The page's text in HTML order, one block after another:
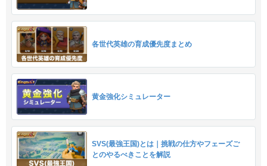
各世代英雄の育成優先度まとめ
黄金強化シミュレーター
SVS(最強王国)とは｜挑戦の仕方やフェーズご
とのやるべきことを解説